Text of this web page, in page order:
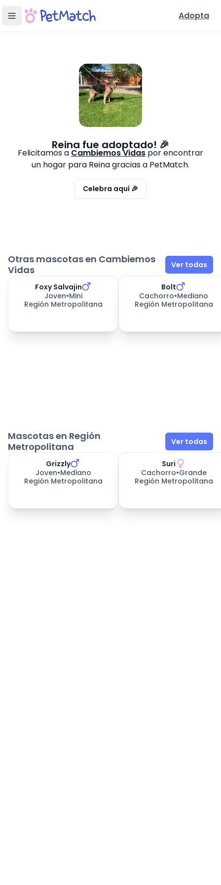
Adopta
Reina fue adoptado! 🎉
Felicitamos a Cambiemos Vidas por encontrar
un hogar para Reinagracias a PetMatch.
Celebra aquí 🎉
Otras mascotas en Cambiemos
Vidas
Ver todas
Foxy Salvajin
Joven•Mini
Región Metropolitana
Bolt
Cachorro•Mediano
Región Metropolitana
Mascotas en Región
Metropolitana
Ver todas
Grizzly
Joven•Mediano
Región Metropolitana
Suri
Cachorro•Grande
Región Metropolitana